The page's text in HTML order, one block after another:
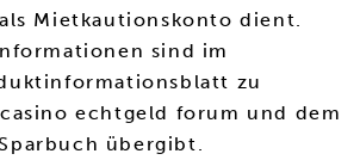
Mietkautionskonto dient.
sind im
zu
echtgeld forum und dem
übergibt.